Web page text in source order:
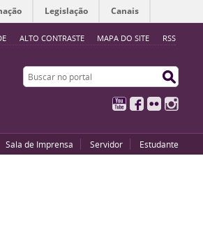
ALTO CONTRASTE MAPA DO SITE RSS
Legislação Canais
Buscar no portal
YouTubeFacebook
Flickr
Sala de Imprensa Servidor Estudante